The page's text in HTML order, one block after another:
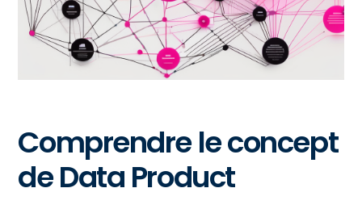
Comprendre le concept
de Data Product